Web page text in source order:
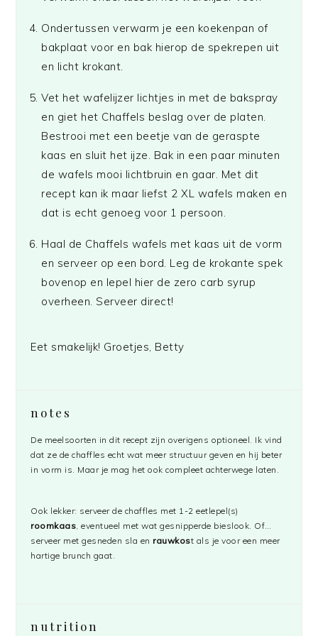
Ondertussen verwarm je een koekenpan of
bakplaat voor en bak hierop de spekrepen uit
en licht krokant.
Vet het wafelijzer lichtjes in met de bakspray
en giet het Chaffels beslag over de platen.
Bestrooi met een beetje van de geraspte
kaas en sluit het ijze. Bak in een paar minuten
de wafels mooi lichtbruin en gaar. Met dit
recept kan ik maar liefst 2 XL wafels maken en
dat is echt genoeg voor 1 persoon.
Haal de Chaffels wafels met kaas uit de vorm
en serveer op een bord. Leg de krokante spek
bovenop en lepel hier de zero carb syrup
overheen. Serveer direct!
Eet smakelijk! Groetjes, Betty
notes
De meelsoorten in dit recept zijn overigens optioneel. Ik vind
dat ze de chaffles echt wat meer structuur geven en hij beter
in vorm is. Maar je mag het ook compleet achterwege laten.
Ook lekker: serveer de chaffles met 1-2 eetlepel(s)
roomkaas , eventueel met wat gesnipperde bieslook. Of…
serveer met gesneden sla en rauwkost als je voor een meer
hartige brunch gaat.
nutrition